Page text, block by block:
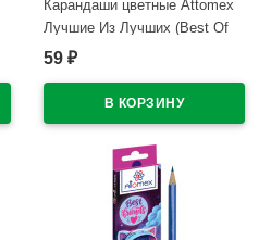
Карандаши цветные Attomex
Лучшие Из Лучших (Best Of
The Best) 6 цветов М, 2,65мм
59 ₽